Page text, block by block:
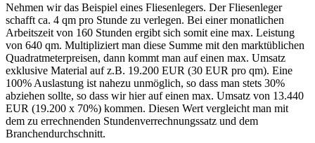
Nehmen wir das Beispiel eines Fliesenlegers. Der Fliesenleger
schafft ca. 4 qm pro Stunde zu verlegen. Bei einer monatlichen
Arbeitszeit von 160 Stunden ergibt sich somit eine max. Leistung
von 640 qm. Multipliziert man diese Summe mit den marktüblichen
Quadratmeterpreisen, dann kommt man auf einen max. Umsatz
exklusive Material auf z.B. 19.200 EUR (30 EUR pro qm). Eine
100% Auslastung ist nahezu unmöglich, so dass man stets 30%
abziehen sollte, so dass wir hier auf einen max. Umsatz von 13.440
EUR (19.200 x 70%) kommen. Diesen Wert vergleicht man mit
dem zu errechnenden Stundenverrechnungssatz und dem
Branchendurchschnitt.